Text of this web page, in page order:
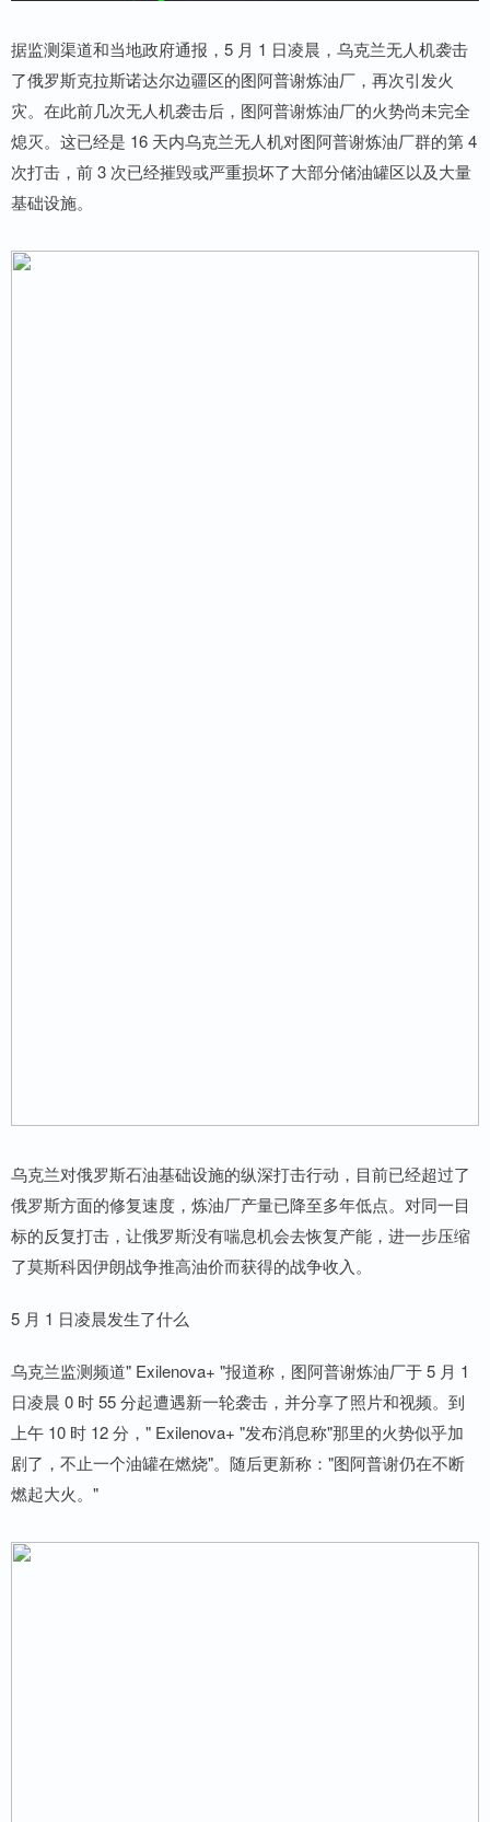
据监测渠道和当地政府通报，5 月 1 日凌晨，乌克兰无人机袭击
了俄罗斯克拉斯诺达尔边疆区的图阿普谢炼油厂，再次引发火
灾。在此前几次无人机袭击后，图阿普谢炼油厂的火势尚未完全
熄灭。这已经是 16 天内乌克兰无人机对图阿普谢炼油厂群的第 4
次打击，前 3 次已经摧毁或严重损坏了大部分储油罐区以及大量
基础设施。
乌克兰对俄罗斯石油基础设施的纵深打击行动，目前已经超过了
俄罗斯方面的修复速度，炼油厂产量已降至多年低点。对同一目
标的反复打击，让俄罗斯没有喘息机会去恢复产能，进一步压缩
了莫斯科因伊朗战争推高油价而获得的战争收入。
5 月 1 日凌晨发生了什么
乌克兰监测频道" Exilenova+ "报道称，图阿普谢炼油厂于 5 月 1
日凌晨 0 时 55 分起遭遇新一轮袭击，并分享了照片和视频。到
上午 10 时 12 分，" Exilenova+ "发布消息称"那里的火势似乎加
剧了，不止一个油罐在燃烧"。随后更新称："图阿普谢仍在不断
燃起大火。"